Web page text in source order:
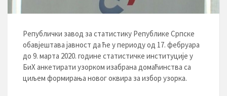
Републички завод за статистику Републике Српске
обавјештава јавност да ће у периоду од 17. фебруара
до 9. марта 2020. године статистичке институције у
БиХ анкетирати узорком изабрана домаћинства са
циљем формирања новог оквира за избор узорка.